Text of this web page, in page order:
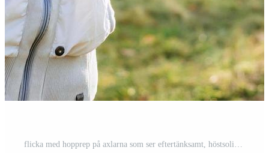
flicka med hopprep på axlarna som ser eftertänksamt, höstsolig dag. Gratis Foto